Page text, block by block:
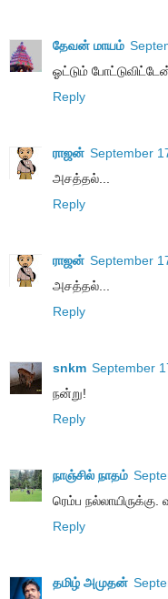
தேவன் மாயம்
ஓட்டும்
Reply
ராஜன் September
அசத்தல்...
Reply
ராஜன் September
அசத்தல்...
Reply
snkm September
நன்று!
Reply
நாஞ்சில் நாதம்
ரெம்ப
Reply
தமிழ் அமுதன்